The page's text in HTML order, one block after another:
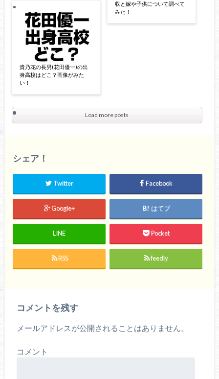
貴乃花の長男(花田優一)の出
身高校はどこ？画像がみた
い！
収と嫁や子供について調べて
みた！
Load more posts
シェア！
Twitter Facebook
Google+ はてブ
LINE Pocket
RSS feedly
コメントを残す
メールアドレスが公開されることはありません。
コメント